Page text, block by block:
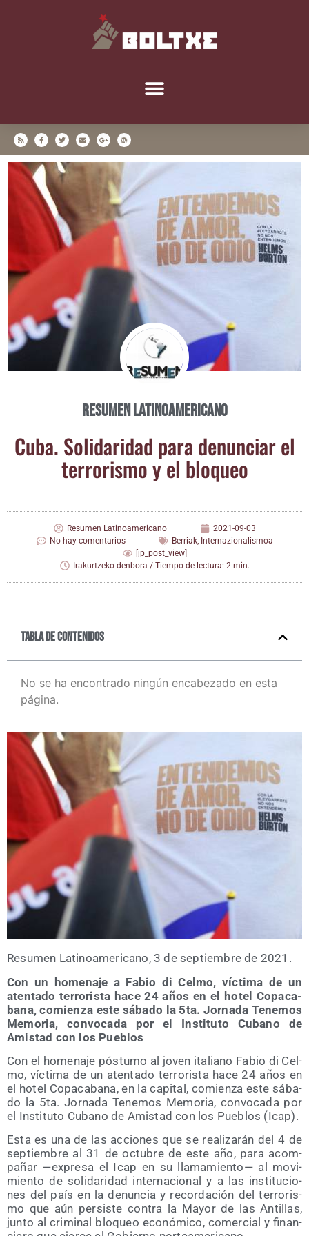
Resumen Latinoamericano
Cuba. Soli­da­ri­dad para denun­ciar el
terro­ris­mo y el bloqueo
Resumen Latinoamericano
2021-09-03
No hay comentarios
Berriak, Internazionalismoa
[jp_post_view]
Irakurtzeko denbora / Tiempo de lectura: 2 min.
Tabla de contenidos
No se ha encontrado ningún encabezado en esta
página.
Resu­men Lati­no­ame­ri­cano, 3 de sep­tiem­bre de 2021.
Con un home­na­je a Fabio di Cel­mo, víc­ti­ma de un
aten­ta­do terro­ris­ta hace 24 años en el hotel Copa­ca­
ba­na, comien­za este sába­do la 5ta. Jor­na­da Tene­mos
Memo­ria, con­vo­ca­da por el Ins­ti­tu­to Cubano de
Amis­tad con los Pueblos
Con el home­na­je pós­tu­mo al joven ita­liano Fabio di Cel­
mo, víc­ti­ma de un aten­ta­do terro­ris­ta hace 24 años en
el hotel Copa­ca­ba­na, en la capi­tal, comien­za este sába­
do la 5ta. Jor­na­da Tene­mos Memo­ria, con­vo­ca­da por
el Ins­ti­tu­to Cubano de Amis­tad con los Pue­blos (Icap).
Esta es una de las accio­nes que se rea­li­za­rán del 4 de
sep­tiem­bre al 31 de octu­bre de este año, para acom­
pa­ñar —expre­sa el Icap en su lla­ma­mien­to— al movi­
mien­to de soli­da­ri­dad inter­na­cio­nal y a las ins­ti­tu­cio­
nes del país en la denun­cia y recor­da­ción del terro­ris­
mo que aún per­sis­te con­tra la Mayor de las Anti­llas,
jun­to al cri­mi­nal blo­queo eco­nó­mi­co, comer­cial y finan­